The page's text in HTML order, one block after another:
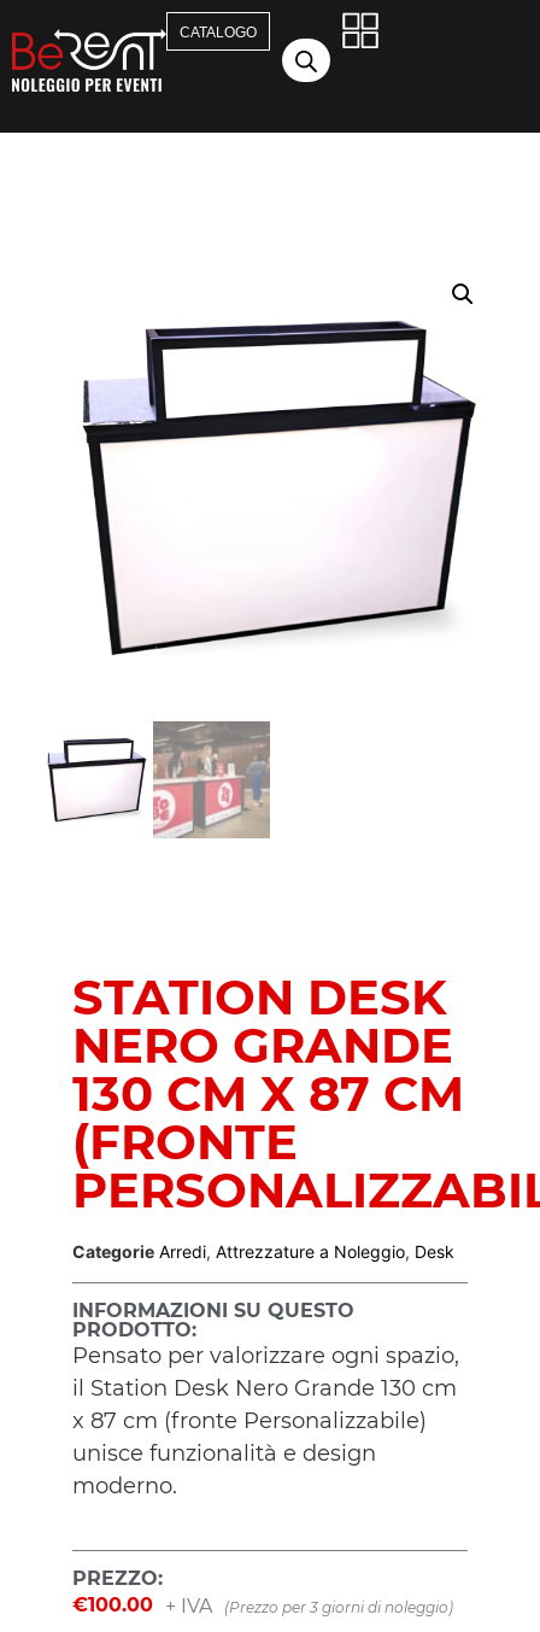
CATALOGO
STATION DESK
NERO GRANDE
130 CM X 87 CM
(FRONTE
Categorie Arredi, Attrezzature a Noleggio, Desk
INFORMAZIONI SU QUESTO
PRODOTTO:
Pensato per valorizzare ogni spazio,
il Station Desk Nero Grande 130 cm
x 87 cm (fronte Personalizzabile)
unisce funzionalità e design
moderno.
PREZZO:
€100.00 + IVA (Prezzo per 3 giorni di noleggio)